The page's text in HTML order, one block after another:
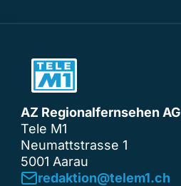
AZ Regionalfernsehen AG
Tele M1
Neumattstrasse 1
5001 Aarau
redaktion@telem1.ch